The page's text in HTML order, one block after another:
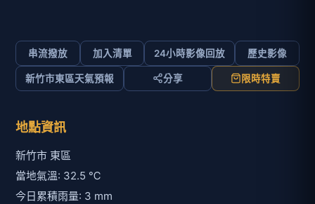
串流撥放 加入清單 24小時影像回放 歷史影像
新竹市東區天氣預報 分享 限時特賣
地點資訊
新竹市 東區
當地氣溫: 32.5 ℃
今日累積雨量: 3 mm